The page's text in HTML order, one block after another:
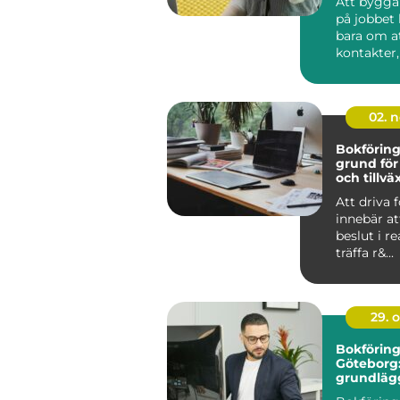
på jobbet
bara om
02.
grund
och
Att driva
innebär
beslut i
träffa r&...
29.